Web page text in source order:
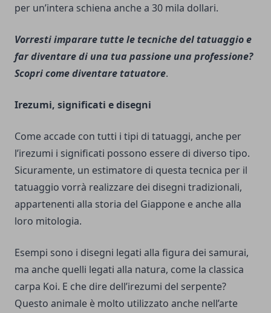
per un’intera schiena anche a 30 mila dollari.
Vorresti imparare tutte le tecniche del tatuaggio e
far diventare di una tua passione una professione?
Scopricome diventare tatuatore.
Irezumi, significati e disegni
Come accade con tutti i tipi di tatuaggi, anche per
l’irezumi i significati possono essere di diverso tipo.
Sicuramente, un estimatore di questa tecnica per il
tatuaggio vorrà realizzare dei disegni tradizionali,
appartenenti alla storia del Giappone e anche alla
loro mitologia.
Esempi sono i disegni legati alla figura dei samurai,
ma anche quelli legati alla natura, come la classica
carpa Koi. E che dire dell’irezumi del serpente?
Questo animale è molto utilizzato anche nell’arte